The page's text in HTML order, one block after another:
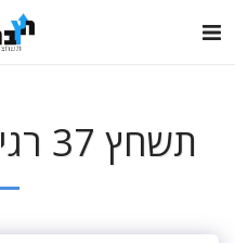
תשחץ 37 רגיל 2023 פתרון